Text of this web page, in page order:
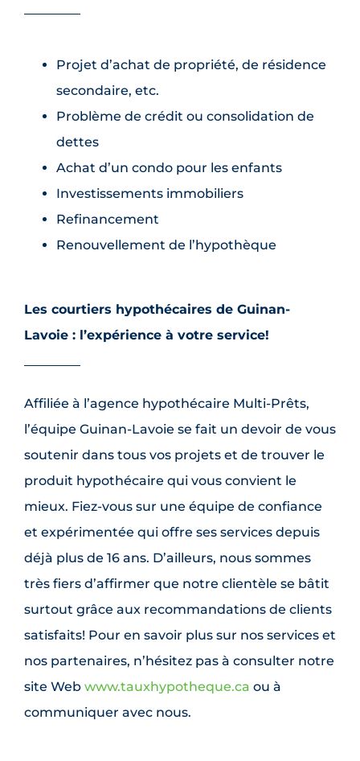
Projet d’achat de propriété, de résidence
secondaire, etc.
Problème de crédit ou consolidation de
dettes
Achat d’un condo pour les enfants
Investissements immobiliers
Refinancement
Renouvellement de l’hypothèque
Les courtiers hypothécaires de Guinan-
Lavoie : l’expérience à votre service!
Affiliée à l’agence hypothécaire Multi-Prêts,
l’équipe Guinan-Lavoie se fait un devoir de vous
soutenir dans tous vos projets et de trouver le
produit hypothécaire qui vous convient le
mieux. Fiez-vous sur une équipe de confiance
et expérimentée qui offre ses services depuis
déjà plus de 16 ans. D’ailleurs, nous sommes
très fiers d’affirmer que notre clientèle se bâtit
surtout grâce aux recommandations de clients
satisfaits! Pour en savoir plus sur nos services et
nos partenaires, n’hésitez pas à consulter notre
site Web www.tauxhypotheque.ca ou à
communiquer avec nous.